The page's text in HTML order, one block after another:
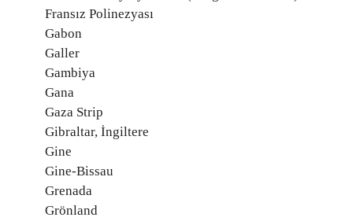
Fransız Polinezyası
Gabon
Galler
Gambiya
Gana
Gaza Strip
Gibraltar, İngiltere
Gine
Gine-Bissau
Grenada
Grönland